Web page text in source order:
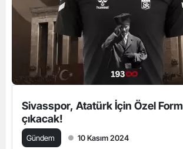
Sivasspor, Atatürk İçin Özel
çıkacak!
Gündem 10 Kasım 2024